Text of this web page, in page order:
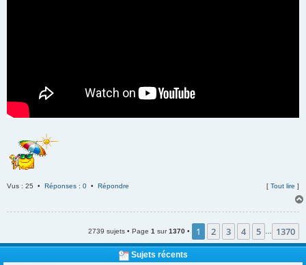
Vus : 25 • Réponses : 0 • Répondre [ Tout lire ]
2739 sujets • Page 1 sur1370 • 1 2 3 4 5 1370
Sujets récents